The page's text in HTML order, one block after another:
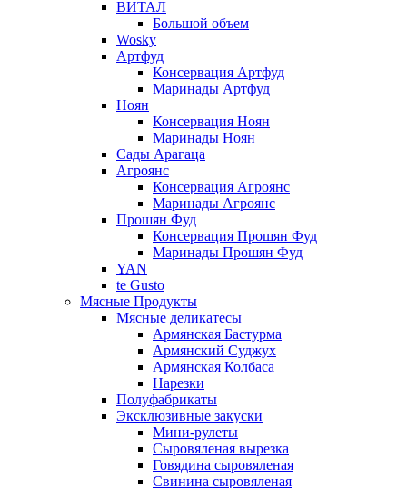
ВИТАЛ
Большой объем
Wosky
Артфуд
Консервация Артфуд
Маринады Артфуд
Ноян
Консервация Ноян
Маринады Ноян
Сады Арагаца
Агроянс
Консервация Агроянс
Маринады Агроянс
Прошян Фуд
Консервация Прошян Фуд
Маринады Прошян Фуд
YAN
te Gusto
Мясные Продукты
Мясные деликатесы
Армянская Бастурма
Армянский Суджух
Армянская Колбаса
Нарезки
Полуфабрикаты
Эксклюзивные закуски
Мини-рулеты
Сыровяленая вырезка
Говядина сыровяленая
Свинина сыровяленая